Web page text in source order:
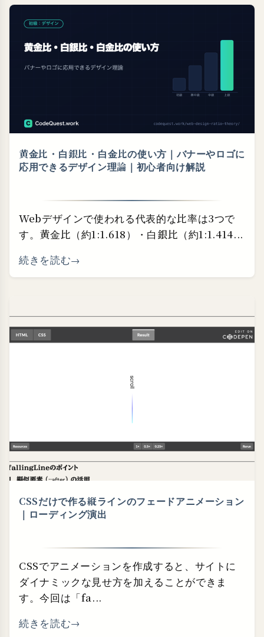
黄金比・⁠白銀比・⁠白金比の使い方｜バナーやロゴに
応用できるデザイン理論｜初心者向け解説
Webデザインで使われる代表的な比率は3つで
す。黄金比（約1:1.618）・白銀比（約1:1.414...
続きを読む
CSSだけで作る縦ラインのフェードアニメーション
｜ローディング演出
CSSでアニメーションを作成すると、サイトに
ダイナミックな見せ方を加えることができま
す。今回は「fa...
続きを読む